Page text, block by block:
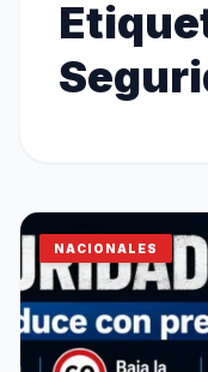
NACIONALES